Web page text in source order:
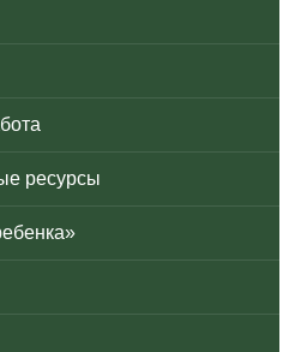
ресурсы